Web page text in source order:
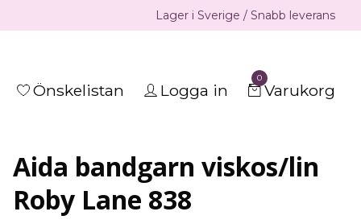
Lager i Sverige / Snabb leverans
Önskelistan Logga in
0
Varukorg
Aida bandgarn viskos/lin
Roby Lane 838